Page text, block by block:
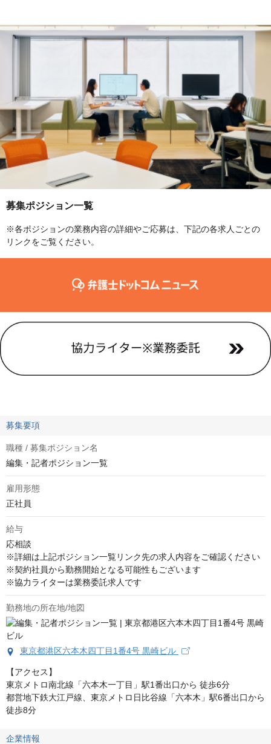
募集ポジション一覧
※各ポジションの業務内容の詳細やご応募は、下記の各求人ごとの
リンクをご覧ください。
募集要項
職種 / 募集ポジション名
編集・記者ポジション一覧
雇用形態
正社員
給与
応相談
※詳細は上記ポジション一覧リンク先の求人内容をご確認ください
※契約社員から勤務開始となる可能性もございます
※協力ライターは業務委託求人です
勤務地の所在地/地図
東京都港区六本木四丁目1番4号 黒崎ビル
【アクセス】
東京メトロ南北線「六本木一丁目」駅1番出口から 徒歩6分
都営地下鉄大江戸線、東京メトロ日比谷線「六本木」駅6番出口から
徒歩8分
企業情報